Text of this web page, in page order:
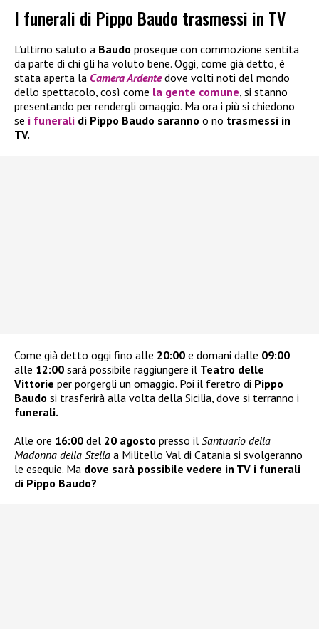
I funerali di Pippo Baudo trasmessi in TV
L’ultimo saluto a Baudo prosegue con commozione sentita
da parte di chi gli ha voluto bene. Oggi, come già detto, è
stata aperta la Camera Ardente dove volti noti del mondo
dello spettacolo, così come la gente comune, si stanno
presentando per rendergli omaggio. Ma ora i più si chiedono
se i funerali di Pippo Baudo saranno o no trasmessi in
TV.
Come già detto oggi fino alle 20:00 e domani dalle 09:00
alle 12:00 sarà possibile raggiungere il Teatro delle
Vittorie per porgergli un omaggio. Poi il feretro di Pippo
Baudo si trasferirà alla volta della Sicilia, dove si terranno i
funerali.
Alle ore 16:00 del 20 agosto presso il Santuario della
Madonna della Stella a Militello Val di Catania si svolgeranno
le esequie. Ma dove sarà possibile vedere in TV i funerali
di Pippo Baudo?